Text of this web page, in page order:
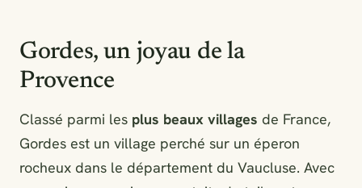
Gordes, un joyau de la
Provence
Classé parmi les plus beaux villages de France,
Gordes est un village perché sur un éperon
rocheux dans le département du Vaucluse. Avec